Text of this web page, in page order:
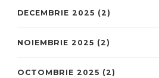
DECEMBRIE 2025 (2)
NOIEMBRIE 2025 (2)
OCTOMBRIE 2025 (2)